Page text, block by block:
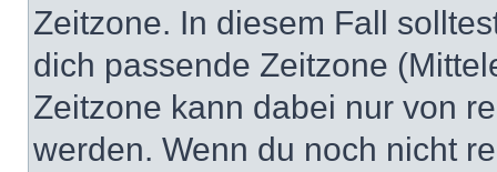
Zeitzone. In diesem Fall
dich passende Zeitzone
Zeitzone kann dabei nur von
werden. Wenn du noch nicht